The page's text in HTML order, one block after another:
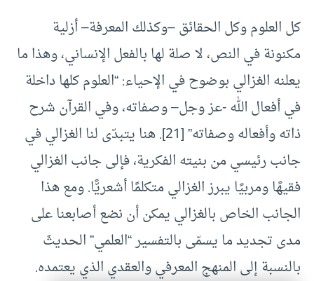
كل العلوم وكل الحقائق –وكذلك المعرفة– أزلية
مكنونة في النص، لا صلة لها بالفعل الإنساني، وهذا ما
يعلنه الغزالي بوضوح في الإحياء: “العلوم كلها داخلة
في أفعال الله -عز وجل– وصفاته، وفي القرآن شرح
ذاته وأفعاله وصفاته” [21]. هنا يتبدّى لنا الغزالي في
جانب رئيسي من بنيته الفكرية، فإلى جانب الغزالي
فقيهًا ومربيًا يبرز الغزالي متكلمًا أشعريًّا. ومع هذا
الجانب الخاص بالغزالي يمكن أن نضع أصابعنا على
مدى تجديد ما يسمّى بالتفسير “العلمي” الحديثَ
بالنسبة إلى المنهج المعرفي والعقدي الذي يعتمده.